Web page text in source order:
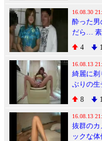
16.08.30
酔った男
だら… 素
混沌過ぎ
4
16.08.13
綺麗に剃
ぶりの生
ルホステ
8
16.08.13
抜群のカ
ックな